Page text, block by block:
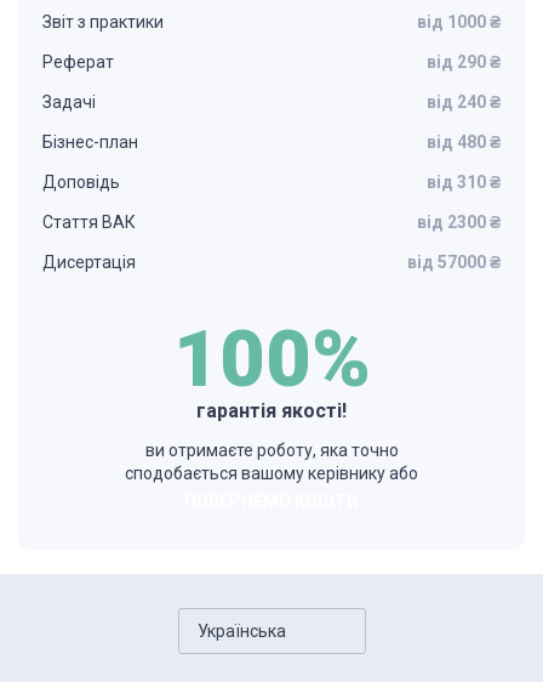
Звіт з практики від 1000 ₴
Реферат від 290 ₴
Задачі від 240 ₴
Бізнес-план від 480 ₴
Доповідь від 310 ₴
Стаття ВАК від 2300 ₴
Дисертація від 57000 ₴
100%
гарантія якості!
ви отримаєте роботу, яка точно
сподобається вашому керівнику або
Українська